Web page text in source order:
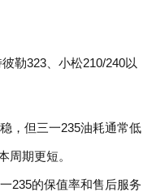
勒323、小松210/240以
，但三一235油耗通常低
周期更短。
235的保值率和售后服务